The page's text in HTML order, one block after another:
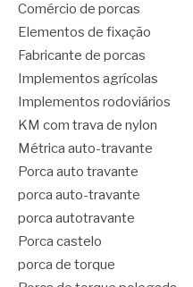
Comércio de porcas
Elementos de fixação
Fabricante de porcas
Implementos agrícolas
Implementos rodoviários
KM com trava de nylon
Métrica auto-travante
Porca auto travante
porca auto-travante
porca autotravante
Porca castelo
porca de torque